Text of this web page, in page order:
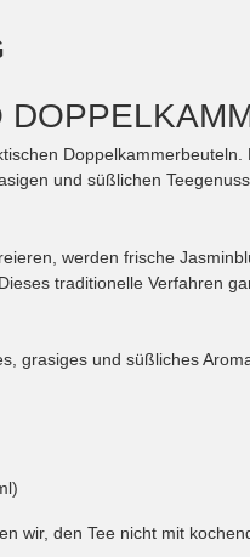
und süßlichen Teegenuss
werden frische
traditionelle Verfahren
grasiges und süßliches
wir, den Tee nicht mit